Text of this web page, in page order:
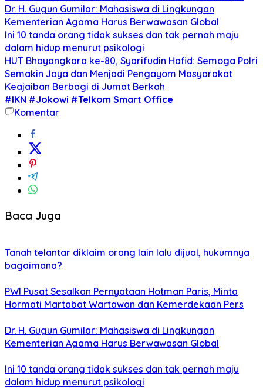
Dr. H. Gugun Gumilar: Mahasiswa di Lingkungan
Kementerian Agama Harus Berwawasan Global
Ini 10 tanda orang tidak sukses dan tak pernah maju
dalam hidup menurut psikologi
HUT Bhayangkara ke-80, Syarifudin Hafid: Semoga Polri
Semakin Jaya dan Menjadi Pengayom Masyarakat
Keajaiban Berbagi di Jumat Berkah
#IKN #Jokowi #Telkom Smart Office
Komentar
Baca Juga
Tanah telantar diklaim orang lain lalu dijual, hukumnya
bagaimana?
PWI Pusat Sesalkan Pernyataan Hotman Paris, Minta
Hormati Martabat Wartawan dan Kemerdekaan Pers
Dr. H. Gugun Gumilar: Mahasiswa di Lingkungan
Kementerian Agama Harus Berwawasan Global
Ini 10 tanda orang tidak sukses dan tak pernah maju
dalam hidup menurut psikologi